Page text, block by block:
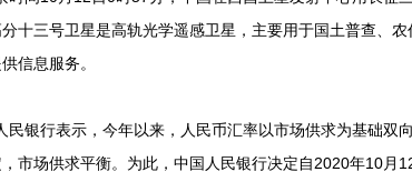
十三号卫星是高轨光学遥感卫星，主要用于国土普查、
信息服务。
行表示，今年以来，人民币汇率以市场供求为基础双
市场供求平衡。为此，中国人民银行决定自2020年10月